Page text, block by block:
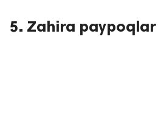
5. Zahira paypoqlar